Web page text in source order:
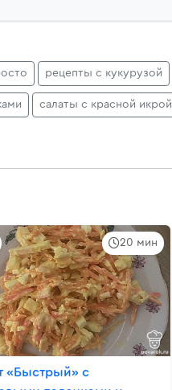
рецепты с кукурузой
салаты с красной икрой
20 мин
«Быстрый» с